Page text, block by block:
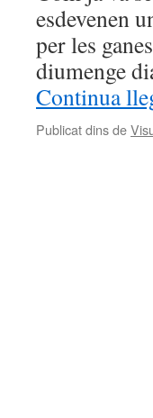
esdevenen
per les
diumenge
Continua
Publicat dins de